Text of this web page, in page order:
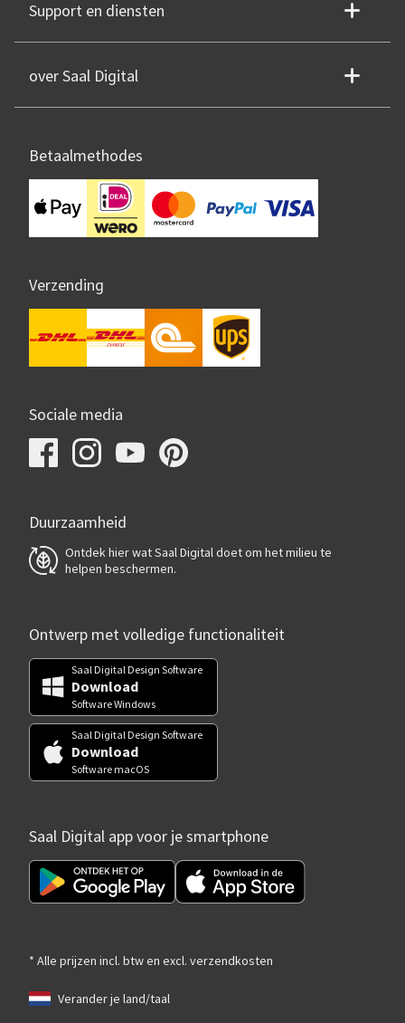
Support en diensten
over Saal Digital
Betaalmethodes
Verzending
Sociale media
Duurzaamheid
Ontdek hier wat Saal Digital doet om het milieu te
helpen beschermen.
Ontwerp met volledige functionaliteit
Saal Digital Design Software
Download
Software Windows
Saal Digital Design Software
Download
Software macOS
Saal Digital app voor je smartphone
* Alle prijzen incl. btw en excl. verzendkosten
Verander je land/taal